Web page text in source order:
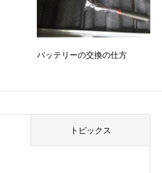
バッテリーの交換の仕方
トピックス